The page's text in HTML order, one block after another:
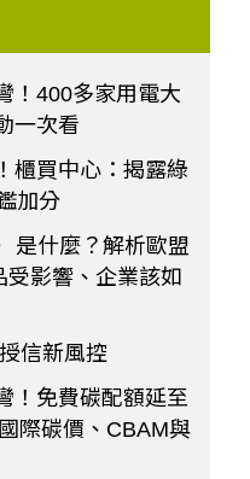
！400多家用電大
一次看
櫃買中心：揭露綠
加分
是什麼？解析歐盟
影響、企業該如
信新風控
！免費碳配額延至
際碳價、CBAM與